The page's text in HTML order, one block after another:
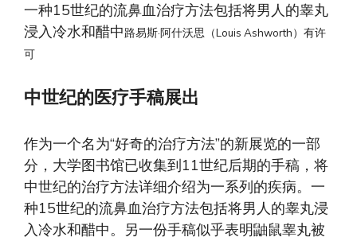
一种15世纪的流鼻血治疗方法包括将男人的睾丸
浸入冷水和醋中路易斯·阿什沃思（Louis Ashworth）有许
可
中世纪的医疗手稿展出
作为一个名为“好奇的治疗方法”的新展览的一部
分，大学图书馆已收集到11世纪后期的手稿，将
中世纪的治疗方法详细介绍为一系列的疾病。一
种15世纪的流鼻血治疗方法包括将男人的睾丸浸
入冷水和醋中。另一份手稿似乎表明鼬鼠睾丸被